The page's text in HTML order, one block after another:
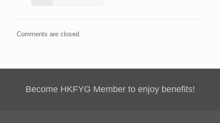
Comments are closed.
Become HKFYG Member to enjoy benefits!